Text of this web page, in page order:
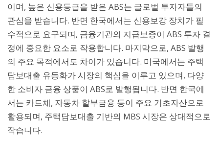
이며, 높은 신용등급을 받은 ABS는 글로벌 투자자들의
관심을 받습니다. 반면 한국에서는 신용보강 장치가 필
수적으로 요구되며, 금융기관의 지급보증이 ABS 투자 결
정에 중요한 요소로 작용합니다. 마지막으로, ABS 발행
의 주요 목적에서도 차이가 있습니다. 미국에서는 주택
담보대출 유동화가 시장의 핵심을 이루고 있으며, 다양
한 소비자 금융 상품이 ABS로 발행됩니다. 반면 한국에
서는 카드채, 자동차 할부금융 등이 주요 기초자산으로
활용되며, 주택담보대출 기반의 MBS 시장은 상대적으로
작습니다.